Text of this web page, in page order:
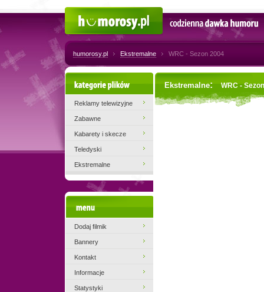
Codzienna dawka humoru
humorosy.pl Ekstremalne WRC - Sezon 2004
Ekstremalne: WRC -
Kategorie plików
Reklamy telewizyjne
Zabawne
Kabarety i skecze
Teledyski
Ekstremalne
Dodaj filmik
Bannery
Kontakt
Informacje
Statystyki